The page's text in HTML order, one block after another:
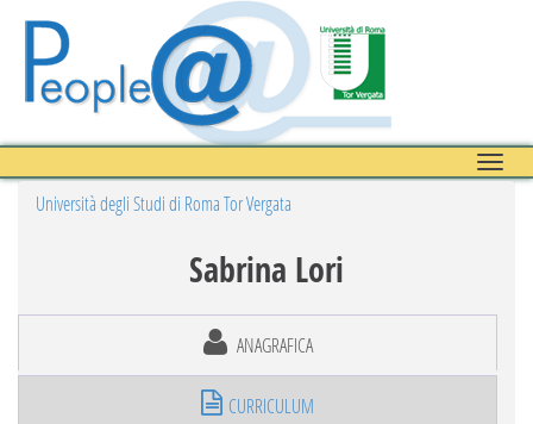
Toggle
Università degli Studi di Roma Tor Vergata
Sabrina Lori
ANAGRAFICA
CURRICULUM